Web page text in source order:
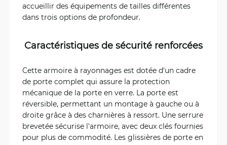
accueillir des équipements de tailles différentes
dans trois options de profondeur.
Caractéristiques de sécurité renforcées
Cette armoire à rayonnages est dotée d'un cadre
de porte complet qui assure la protection
mécanique de la porte en verre. La porte est
réversible, permettant un montage à gauche ou à
droite grâce à des charnières à ressort. Une serrure
brevetée sécurise l'armoire, avec deux clés fournies
pour plus de commodité. Les glissières de porte en